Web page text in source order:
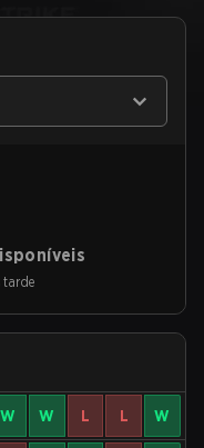
tarde
W W L L W